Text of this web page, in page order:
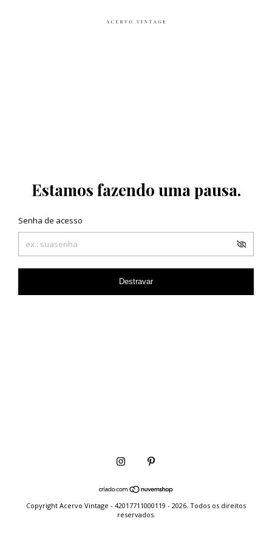
Estamos fazendo uma pausa.
Senha de acesso
Destravar
Copyright Acervo Vintage - 42017711000119 - 2026. Todos os direitos
reservados.